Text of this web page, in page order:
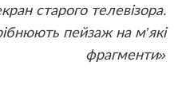
старого телевізора.
пейзаж на м’які
фрагменти»